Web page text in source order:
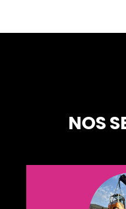
NOS